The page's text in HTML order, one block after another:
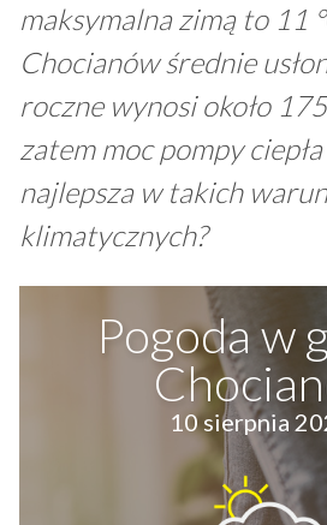
maksymalna zimą to 11
Chocianów średnie
roczne wynosi około
zatem moc pompy
najlepsza w takich
klimatycznych?
Pogoda w
10 sierpnia